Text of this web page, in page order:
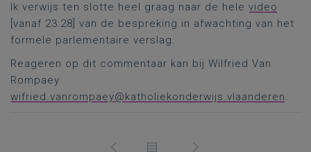
Ik verwijs ten slotte heel graag naar de hele video
[vanaf 23:28] van de bespreking in afwachting van het
formele parlementaire verslag.
Reageren op dit commentaar kan bij Wilfried Van
Rompaey
wifried.vanrompaey@katholiekonderwijs.vlaanderen.